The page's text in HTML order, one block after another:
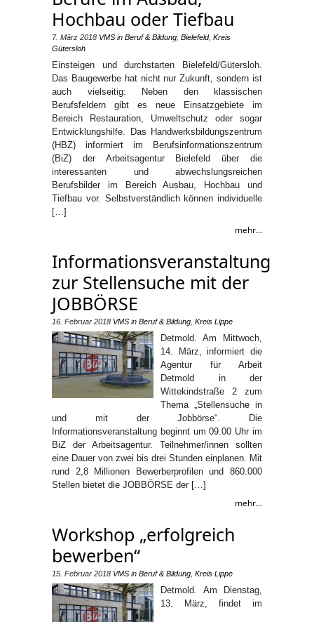
Hochbau oder Tiefbau
7. März 2018 VMS in Beruf & Bildung Bielefeld, Kreis
Gütersloh
Einsteigen und durchstarten Bielefeld/Gütersloh.
Das Baugewerbe hat nicht nur Zukunft, sondern ist
auch vielseitig: Neben den klassischen
Berufsfeldern gibt es neue Einsatzgebiete im
Bereich Restauration, Umweltschutz oder sogar
Entwicklungshilfe. Das Handwerksbildungszentrum
(HBZ) informiert im Berufsinformationszentrum
(BiZ) der Arbeitsagentur Bielefeld über die
interessanten und abwechslungsreichen
Berufsbilder im Bereich Ausbau, Hochbau und
Tiefbau vor. Selbstverständlich können individuelle
[…]
mehr...
Informationsveranstaltung
zur Stellensuche mit der
JOBBÖRSE
16. Februar 2018 VMS in Beruf & Bildung Kreis Lippe
Detmold. Am Mittwoch,
14. März, informiert die
Agentur für Arbeit
Detmold in der
Wittekindstraße 2 zum
Thema „Stellensuche in
und mit der Jobbörse“. Die
Informationsveranstaltung beginnt um 09.00 Uhr im
BiZ der Arbeitsagentur. Teilnehmer/innen sollten
eine Dauer von zwei bis drei Stunden einplanen. Mit
rund 2,8 Millionen Bewerberprofilen und 860.000
Stellen bietet die JOBBÖRSE der […]
mehr...
Workshop „erfolgreich
bewerben“
15. Februar 2018 VMS in Beruf & Bildung Kreis Lippe
Detmold. Am Dienstag,
13. März, findet im